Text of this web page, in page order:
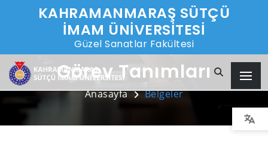
KAHRAMANMARAŞ SÜTÇÜ
İMAM ÜNİVERSİTESİ
Güzel Sanatlar Fakültesi
Görev Tanımları
Anasayfa Belgeler